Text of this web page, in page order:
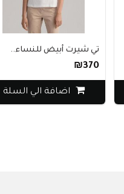
تي شيرت أبيض للنساء..
₪370
اضافة الي السلة